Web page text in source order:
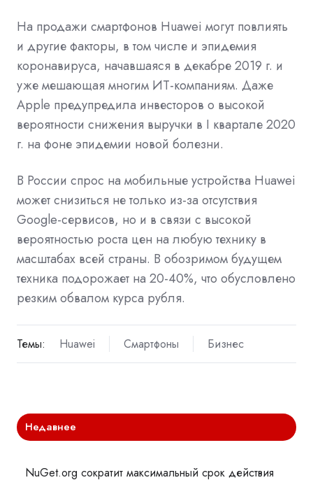
На продажи смартфонов Huawei могут повлиять
и другие факторы, в том числе и эпидемия
коронавируса, начавшаяся в декабре 2019 г. и
ужемешающая многим ИТ-компаниям. Даже
Apple предупредила инвесторов о высокой
вероятности снижения выручки в I квартале 2020
г. на фоне эпидемии новой болезни.
В России спрос на мобильные устройства Huawei
может снизиться не только из-за отсутствия
Google-сервисов, но и в связи с высокой
вероятностью роста цен на любую технику в
масштабах всей страны. В обозримом будущем
техника подорожает на 20-40%, что обусловлено
резким обвалом курса рубля.
Темы: Huawei Смартфоны Бизнес
Недавнее
NuGet.org сократит максимальный срок действия